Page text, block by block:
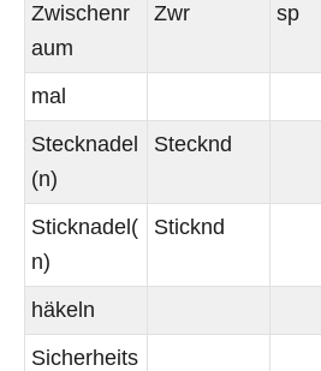
Zwischenr
aum
Zwr sp
mal
Stecknadel
(n)
Stecknd
Sticknadel(
n)
Sticknd
häkeln
Sicherheits